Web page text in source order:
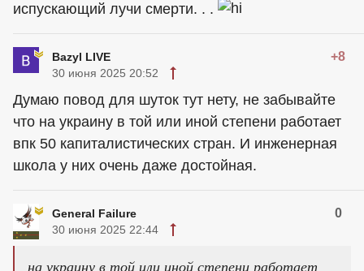
испускающий лучи смерти. . .
Bazyl LIVE +8
30 июня 2025 20:52
Думаю повод для шуток тут нету, не забывайте
что на украину в той или иной степени работает
впк 50 капиталистических стран. И инженерная
школа у них очень даже достойная.
General Failure 0
30 июня 2025 22:44
на украину в той или иной степени работает